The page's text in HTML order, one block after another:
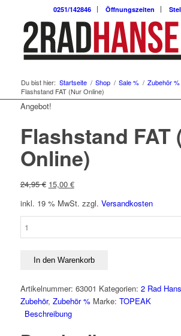
0251/142846 Öffnungszeiten
Du bist hier: Startseite / Shop / Sale % / Zubehör %
Flashstand FAT (Nur Online)
Angebot!
Flashstand FAT
Online)
24,95€ Ursprünglicher
war:
15,00 €Aktueller
ist:
inkl. 19 % MwSt. zzgl. Versandkosten
Online)In den Warenkorb
Artikelnummer: 63001 Kategorien: 2 Rad
Zubehör, Zubehör % Marke: TOPEAK
Beschreibung